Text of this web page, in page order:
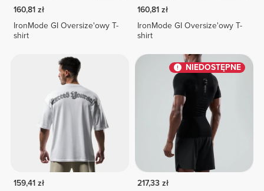
160,81 zł
IronMode GI Oversize'owy T-
shirt
160,81 zł
IronMode GI Oversize'owy T-
shirt
159,41 zł
NIEDOSTĘPNE
217,33 zł